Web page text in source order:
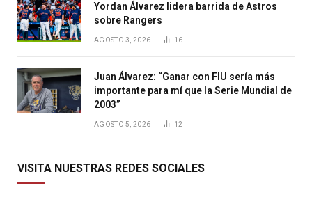
Yordan Álvarez lidera barrida de Astros
sobre Rangers
AGOSTO 3, 2026 16
Juan Álvarez: “Ganar con FIU sería más
importante para mí que la Serie Mundial de
2003”
AGOSTO 5, 2026 12
VISITA NUESTRAS REDES SOCIALES